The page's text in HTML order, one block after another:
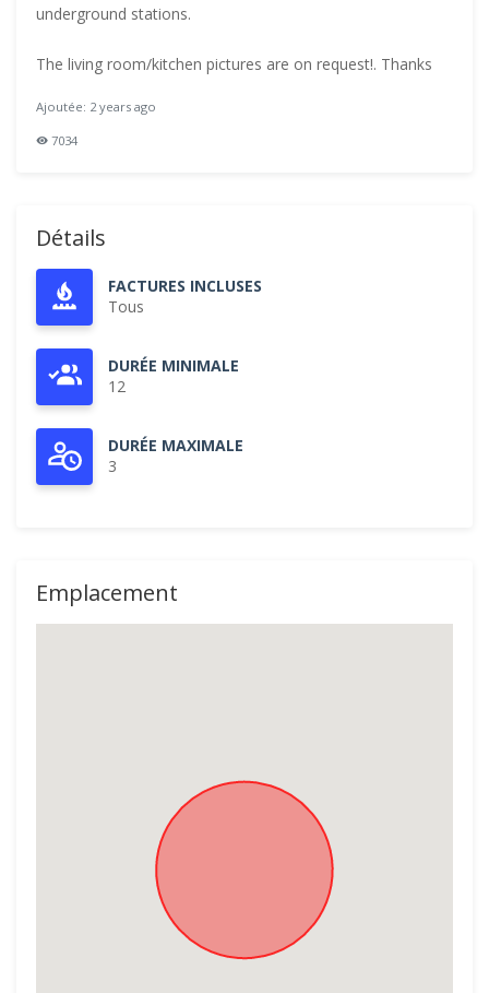
underground stations.
The living room/kitchen pictures are on request!. Thanks
Ajoutée: 2 years ago
7034
Détails
FACTURES INCLUSES
Tous
DURÉE MINIMALE
12
DURÉE MAXIMALE
3
Emplacement